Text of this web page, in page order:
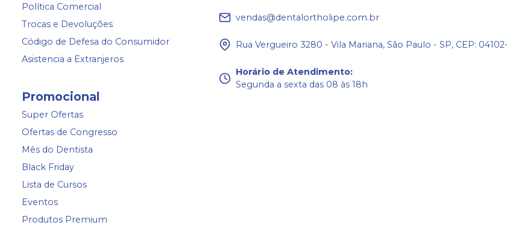
Política Comercial
Trocas e Devoluções
Código de Defesa do Consumidor
Asistencia a Extranjeros
Promocional
Super Ofertas
Ofertas de Congresso
Mês do Dentista
Black Friday
Lista de Cursos
Eventos
Produtos Premium
vendas@dentalortholipe.com.br
Rua Vergueiro 3280 - Vila Mariana, São Paulo - SP, CEP:
Horário de Atendimento:
Segunda a sexta das 08 às 18h